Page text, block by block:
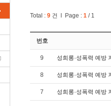
Total :9 건 l Page :1 / 1
번호
9 성희롱·성폭력 예방
8 성희롱·성폭력 예방
7 성희롱·성폭력 예방